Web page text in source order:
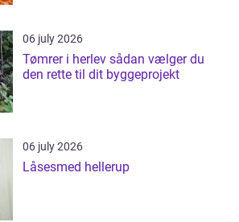
06 july 2026
Tømrer i herlev sådan vælger du
den rette til dit byggeprojekt
06 july 2026
Låsesmed hellerup